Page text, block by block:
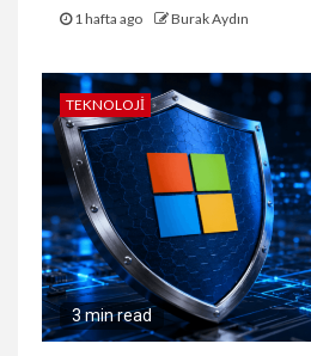
1 hafta ago Burak Aydın
TEKNOLOJI
3 min read